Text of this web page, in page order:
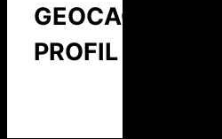
GEOCACHING
PROFIL